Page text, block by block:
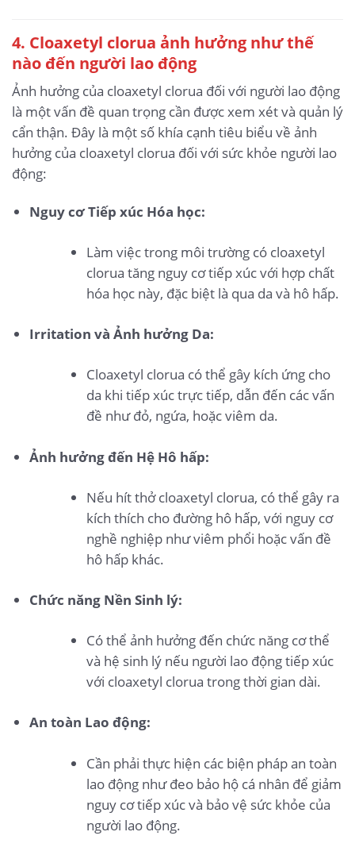
4. Cloaxetyl clorua ảnh hưởng như thế
nào đến người lao động
Ảnh hưởng của cloaxetyl clorua đối với người lao động
là một vấn đề quan trọng cần được xem xét và quản lý
cẩn thận. Đây là một số khía cạnh tiêu biểu về ảnh
hưởng của cloaxetyl clorua đối với sức khỏe người lao
động:
Nguy cơ Tiếp xúc Hóa học:
Làm việc trong môi trường có cloaxetyl
clorua tăng nguy cơ tiếp xúc với hợp chất
hóa học này, đặc biệt là qua da và hô hấp.
Irritation và Ảnh hưởng Da:
Cloaxetyl clorua có thể gây kích ứng cho
da khi tiếp xúc trực tiếp, dẫn đến các vấn
đề như đỏ, ngứa, hoặc viêm da.
Ảnh hưởng đến Hệ Hô hấp:
Nếu hít thở cloaxetyl clorua, có thể gây ra
kích thích cho đường hô hấp, với nguy cơ
nghề nghiệp như viêm phổi hoặc vấn đề
hô hấp khác.
Chức năng Nền Sinh lý:
Có thể ảnh hưởng đến chức năng cơ thể
và hệ sinh lý nếu người lao động tiếp xúc
với cloaxetyl clorua trong thời gian dài.
An toàn Lao động:
Cần phải thực hiện các biện pháp an toàn
lao động như đeo bảo hộ cá nhân để giảm
nguy cơ tiếp xúc và bảo vệ sức khỏe của
người lao động.